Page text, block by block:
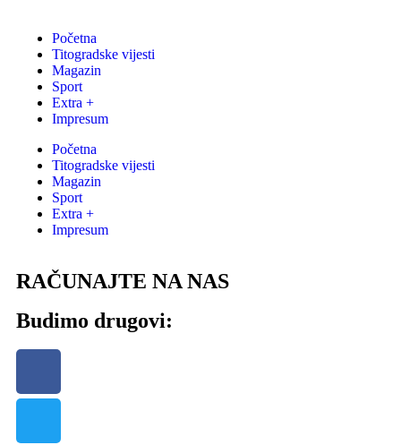
Početna
Titogradske vijesti
Magazin
Sport
Extra +
Impresum
Početna
Titogradske vijesti
Magazin
Sport
Extra +
Impresum
RAČUNAJTE NA NAS
Budimo drugovi: